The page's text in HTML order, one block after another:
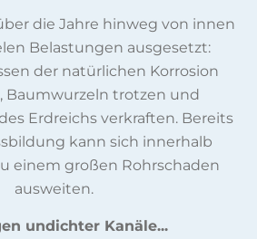
die Jahre hinweg von innen
Belastungen ausgesetzt:
der natürlichen Korrosion
Baumwurzeln trotzen und
Erdreichs verkraften. Bereits
kann sich innerhalb
einem großen Rohrschaden
ausweiten.
undichter Kanäle...